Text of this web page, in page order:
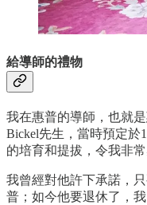
給導師的禮物
我在惠普的導師，也就
Bickel先生，當時預定於
的培育和提拔，令我非
我曾經對他許下承諾，
普；如今他要退休了，